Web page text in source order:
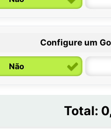
Configure um
Não
Total: